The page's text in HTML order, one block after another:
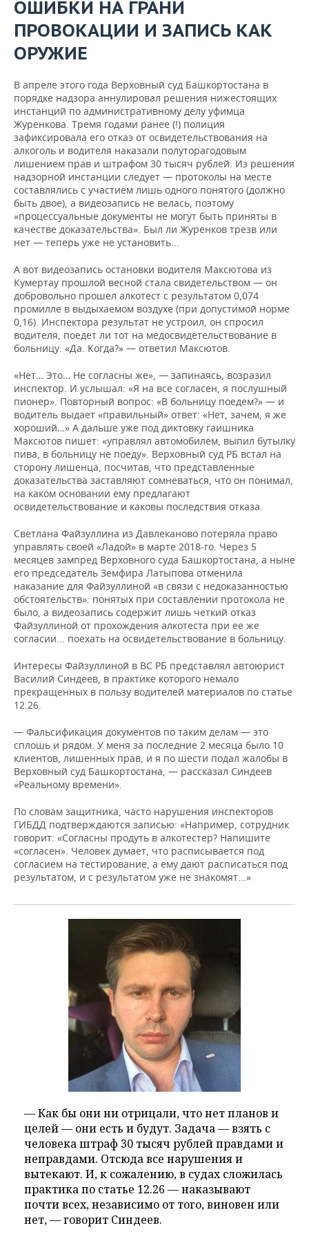
ОШИБКИ НА ГРАНИ
ПРОВОКАЦИИ И ЗАПИСЬ КАК
ОРУЖИЕ
В апреле этого года Верховный суд Башкортостана в
порядке надзора аннулировал решения нижестоящих
инстанций по административному делу уфимца
Журенкова. Тремя годами ранее (!) полиция
зафиксировала его отказ от освидетельствования на
алкоголь и водителя наказали полуторагодовым
лишением прав и штрафом 30 тысяч рублей. Из решения
надзорной инстанции следует — протоколы на месте
составлялись с участием лишь одного понятого (должно
быть двое), а видеозапись не велась, поэтому
«процессуальные документы не могут быть приняты в
качестве доказательства». Был ли Журенков трезв или
нет — теперь уже не установить...
А вот видеозапись остановки водителя Максютова из
Кумертау прошлой весной стала свидетельством — он
добровольно прошел алкотест с результатом 0,074
промилле в выдыхаемом воздухе (при допустимой норме
0,16). Инспектора результат не устроил, он спросил
водителя, поедет ли тот на медосвидетельствование в
больницу. «Да. Когда?» — ответил Максютов.
«Нет… Это… Не согласны же», — запинаясь, возразил
инспектор. И услышал: «Я на все согласен, я послушный
пионер». Повторный вопрос: «В больницу поедем?» — и
водитель выдает «правильный» ответ: «Нет, зачем, я же
хороший…» А дальше уже под диктовку гаишника
Максютов пишет: «управлял автомобилем, выпил бутылку
пива, в больницу не поеду». Верховный суд РБ встал на
сторону лишенца, посчитав, что представленные
доказательства заставляют сомневаться, что он понимал,
на каком основании ему предлагают
освидетельствование и каковы последствия отказа.
Светлана Файзуллина из Давлеканово потеряла право
управлять своей «Ладой» в марте 2018-го. Через 5
месяцев зампред Верховного суда Башкортостана, а ныне
его председатель Земфира Латыпова отменила
наказание для Файзуллиной «в связи с недоказанностью
обстоятельств»: понятых при составлении протокола не
было, а видеозапись содержит лишь четкий отказ
Файзуллиной от прохождения алкотеста при ее же
согласии... поехать на освидетельствование в больницу.
Интересы Файзуллиной в ВС РБ представлял автоюрист
Василий Синдеев, в практике которого немало
прекращенных в пользу водителей материалов по статье
12.26.
— Фальсификация документов по таким делам — это
сплошь и рядом. У меня за последние 2 месяца было 10
клиентов, лишенных прав, и я по шести подал жалобы в
Верховный суд Башкортостана, — рассказал Синдеев
«Реальному времени».
По словам защитника, часто нарушения инспекторов
ГИБДД подтверждаются записью: «Например, сотрудник
говорит: «Согласны продуть в алкотестер? Напишите
«согласен». Человек думает, что расписывается под
согласием на тестирование, а ему дают расписаться под
результатом, и с результатом уже не знакомят...»
— Как бы они ни отрицали, что нет планов и
целей — они есть и будут. Задача — взять с
человека штраф 30 тысяч рублей правдами и
неправдами. Отсюда все нарушения и
вытекают. И, к сожалению, в судах сложилась
практика по статье 12.26 — наказывают
почти всех, независимо от того, виновен или
нет, — говорит Синдеев.